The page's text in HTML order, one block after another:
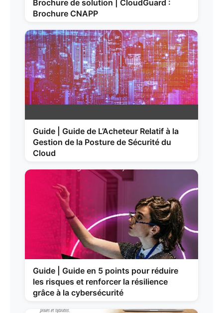
Brochure de solution | CloudGuard :
Brochure CNAPP
Guide | Guide de L’Acheteur Relatif à la
Gestion de la Posture de Sécurité du
Cloud
Guide | Guide en 5 points pour réduire
les risques et renforcer la résilience
grâce à la cybersécurité